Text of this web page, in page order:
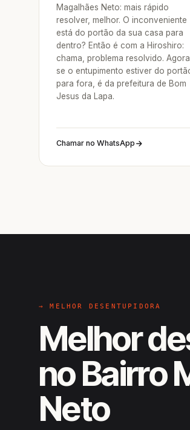
Magalhães Neto: mais rápido
resolver, melhor. O inconveniente
está do portão da sua casa para
dentro? Então é com a Hiroshiro:
chama, problema resolvido. Agora,
se o entupimento estiver do
para fora, é da prefeitura de Bom
Jesus da Lapa.
Chamar no WhatsApp
→ MELHOR DESENTUPIDORA
Melhor
no Bairro
Neto
EM CAMPO